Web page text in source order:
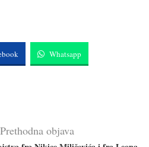
Whatsapp
Prethodna objava